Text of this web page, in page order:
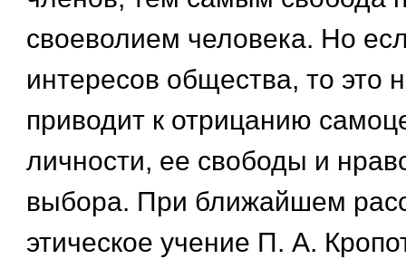
своеволием человека. Но
интересов общества, то это
приводит к отрицанию
личности, ее свободы и
выбора. При ближайшем
этическое учение П. А.